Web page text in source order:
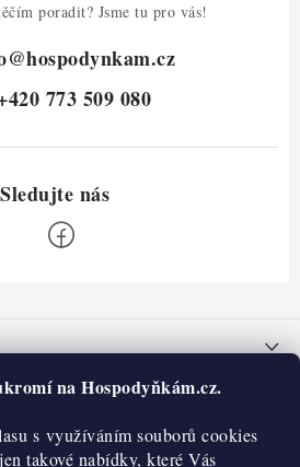
na Hospodyňkám.cz.
s využíváním souborů cookies
takové nabídky, které Vás
poradit? Jsme tu pro vás!
@hospodynkam.cz
773 509 080